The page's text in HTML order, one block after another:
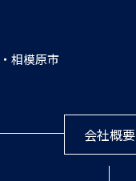
相模原市
会社概要